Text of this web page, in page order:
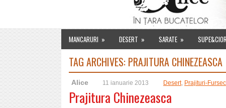
MANCARURI » DESERT » SARATE »
TAG ARCHIVES: PRAJITURA CHINEZEASCA
Alice 11 ianuarie 2013 Desert, Prajituri-
Prajitura Chinezeasca